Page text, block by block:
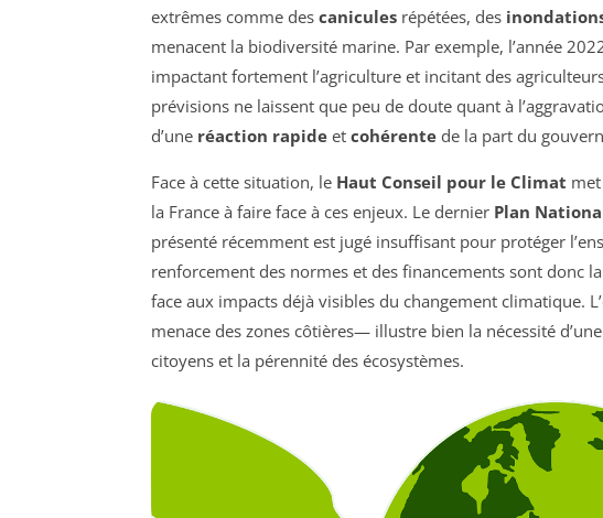
extrêmes comme des canicules répétées, des
menacent la biodiversité marine. Par exemple, l’année
impactant fortement l’agriculture et incitant des
prévisions ne laissent que peu de doute quant à
d’une réaction rapide et cohérente de la part du
Face à cette situation, le Haut Conseil pour le Climat
la France à faire face à ces enjeux. Le dernier Plan
présenté récemment est jugé insuffisant pour protéger
renforcement des normes et des financements sont donc
face aux impacts déjà visibles du changement climatique.
menace des zones côtières— illustre bien la nécessité
citoyens et la pérennité des écosystèmes.